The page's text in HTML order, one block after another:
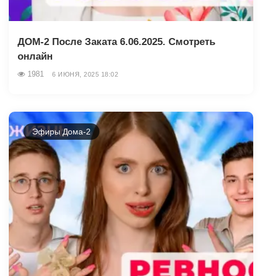
ДОМ-2 После Заката 6.06.2025. Смотреть
онлайн
1981 6 ИЮНЯ, 2025 18:02
Эфиры Дома-2